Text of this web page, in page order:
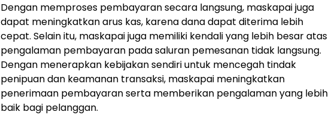
Dengan memproses pembayaran secara langsung, maskapai juga
dapat meningkatkan arus kas, karena dana dapat diterima lebih
cepat. Selain itu, maskapai juga memiliki kendali yang lebih besar atas
pengalaman pembayaran pada saluran pemesanan tidak langsung.
Dengan menerapkan kebijakan sendiri untuk mencegah tindak
penipuan dan keamanan transaksi, maskapai meningkatkan
penerimaan pembayaran serta memberikan pengalaman yang lebih
baik bagi pelanggan.